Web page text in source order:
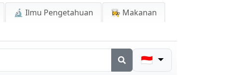
🔬 Ilmu Pengetahuan
👩‍🍳 Makanan
🇮🇩